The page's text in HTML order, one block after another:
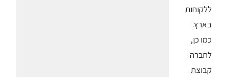
ללקוחות
בארץ.
כמו כן,
לחברה
קבוצת